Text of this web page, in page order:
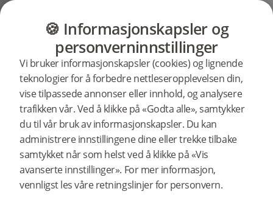
GULV MØBLER PRODUKTER
🍪 Informasjonskapsler og
personverninnstillinger
Vi bruker informasjonskapsler (cookies) og lignende
teknologier for å forbedre nettleseropplevelsen din,
vise tilpassede annonser eller innhold, og analysere
trafikken vår. Ved å klikke på «Godta alle», samtykker
du til vår bruk av informasjonskapsler. Du kan
administrere innstillingene dine eller trekke tilbake
samtykket når som helst ved å klikke på «Vis
avanserte innstillinger». For mer informasjon,
vennligst les våre retningslinjer for personvern.
Søkestøtte
etter
spesifikke
produkter
238184 Terskel Earth Grey Eik 93 x 830 mm
Brukerstøtte Produktstøtte Terskler
Terskel Earth Grey Eik 93 x 830 mm
støtte
Technical Data Sheet Thresholds
Technical Data Sheet Threshold Solid Oak